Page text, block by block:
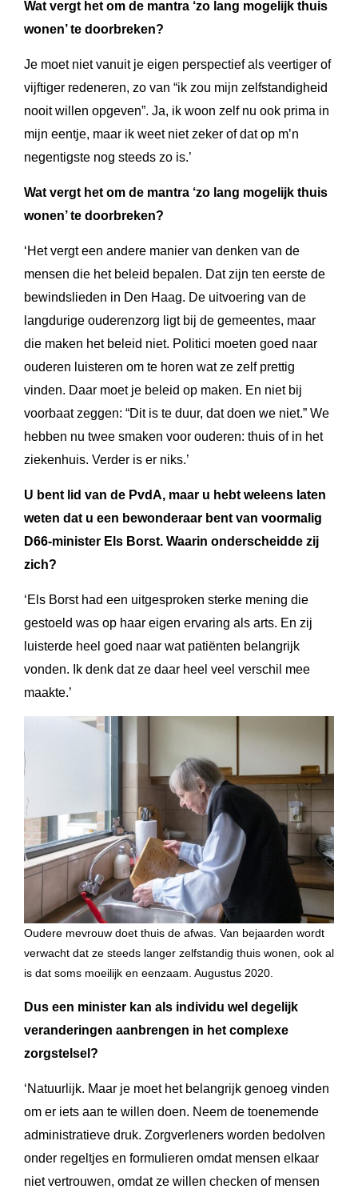
Wat vergt het om de mantra ‘zo lang mogelijk thuis
wonen’ te doorbreken?
Je moet niet vanuit je eigen perspectief als veertiger of
vijftiger redeneren, zo van “ik zou mijn zelfstandigheid
nooit willen opgeven”. Ja, ik woon zelf nu ook prima in
mijn eentje, maar ik weet niet zeker of dat op m’n
negentigste nog steeds zo is.’
Wat vergt het om de mantra ‘zo lang mogelijk thuis
wonen’ te doorbreken?
‘Het vergt een andere manier van denken van de
mensen die het beleid bepalen. Dat zijn ten eerste de
bewindslieden in Den Haag. De uitvoering van de
langdurige ouderenzorg ligt bij de gemeentes, maar
die maken het beleid niet. Politici moeten goed naar
ouderen luisteren om te horen wat ze zelf prettig
vinden. Daar moet je beleid op maken. En niet bij
voorbaat zeggen: “Dit is te duur, dat doen we niet.” We
hebben nu twee smaken voor ouderen: thuis of in het
ziekenhuis. Verder is er niks.’
U bent lid van de PvdA, maar u hebt weleens laten
weten dat u een bewonderaar bent van voormalig
D66-minister Els Borst. Waarin onderscheidde zij
zich?
‘Els Borst had een uitgesproken sterke mening die
gestoeld was op haar eigen ervaring als arts. En zij
luisterde heel goed naar wat patiënten belangrijk
vonden. Ik denk dat ze daar heel veel verschil mee
maakte.’
Oudere mevrouw doet thuis de afwas. Van bejaarden wordt
verwacht dat ze steeds langer zelfstandig thuis wonen, ook al
is dat soms moeilijk en eenzaam. Augustus 2020.
Dus een minister kan als individu wel degelijk
veranderingen aanbrengen in het complexe
zorgstelsel?
‘Natuurlijk. Maar je moet het belangrijk genoeg vinden
om er iets aan te willen doen. Neem de toenemende
administratieve druk. Zorgverleners worden bedolven
onder regeltjes en formulieren omdat mensen elkaar
niet vertrouwen, omdat ze willen checken of mensen